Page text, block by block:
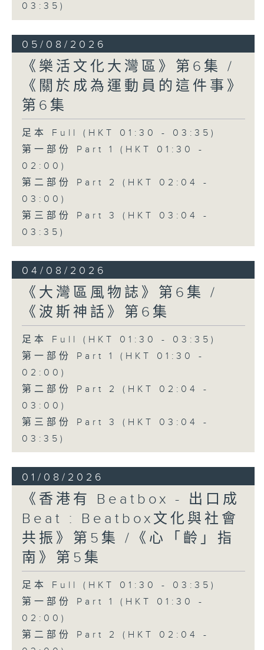
03:35)
05/08/2026
《樂活文化大灣區》第6集 /
《關於成為運動員的這件事》
第6集
足本 Full (HKT 01:30 - 03:35)
第一部份 Part 1 (HKT 01:30 -
02:00)
第二部份 Part 2 (HKT 02:04 -
03:00)
第三部份 Part 3 (HKT 03:04 -
03:35)
04/08/2026
《大灣區風物誌》第6集 /
《波斯神話》第6集
足本 Full (HKT 01:30 - 03:35)
第一部份 Part 1 (HKT 01:30 -
02:00)
第二部份 Part 2 (HKT 02:04 -
03:00)
第三部份 Part 3 (HKT 03:04 -
03:35)
01/08/2026
《香港有 Beatbox - 出口成
Beat : Beatbox文化與社會
共振》第5集 /《心「齡」指
南》第5集
足本 Full (HKT 01:30 - 03:35)
第一部份 Part 1 (HKT 01:30 -
02:00)
第二部份 Part 2 (HKT 02:04 -